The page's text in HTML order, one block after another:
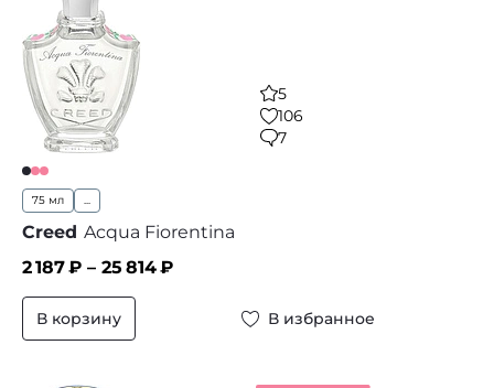
5
106
7
75 мл ...
Creed Acqua Fiorentina
2 187₽ – 25 814₽
В корзину В избранное